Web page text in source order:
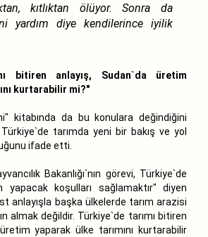
kıtlıktan ölüyor. Sonra da
yardım diye kendilerince iyilik
bitiren anlayış, Sudan`da üretim
kurtarabilir mi?"
kitabında da bu konulara değindiğini
Türkiye`de tarımda yeni bir bakış ve yol
ifade etti.
Bakanlığı`nın görevi, Türkiye`de
yapacak koşulları sağlamaktır" diyen
anlayışla başka ülkelerde tarım arazisi
almak değildir. Türkiye`de tarımı bitiren
yaparak ülke tarımını kurtarabilir